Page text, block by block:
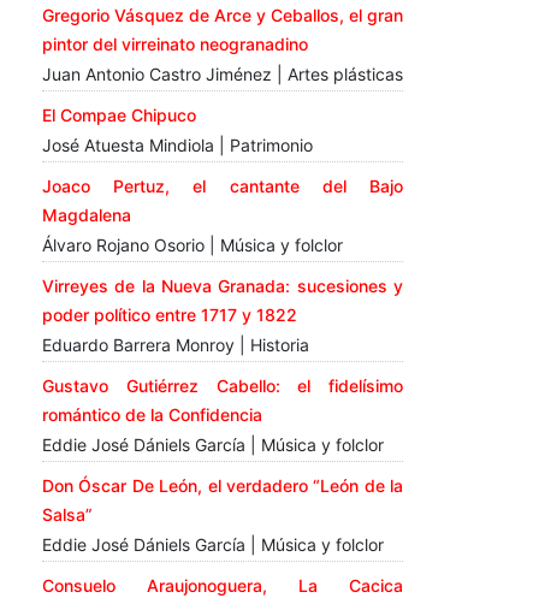
Gregorio Vásquez de Arce y Ceballos, el gran
pintor del virreinato neogranadino
Juan Antonio Castro Jiménez | Artes plásticas
El Compae Chipuco
José Atuesta Mindiola | Patrimonio
Joaco Pertuz, el cantante del Bajo
Magdalena
Álvaro Rojano Osorio | Música y folclor
Virreyes de la Nueva Granada: sucesiones y
poder político entre 1717 y 1822
Eduardo Barrera Monroy | Historia
Gustavo Gutiérrez Cabello: el fidelísimo
romántico de la Confidencia
Eddie José Dániels García | Música y folclor
Don Óscar De León, el verdadero “León de la
Salsa”
Eddie José Dániels García | Música y folclor
Consuelo Araujonoguera, La Cacica